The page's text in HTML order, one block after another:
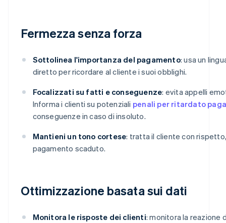
Fermezza senza forza
Sottolinea l'importanza del pagamento: usa un
diretto per ricordare al cliente i suoi obblighi.
Focalizzati su fatti e conseguenze: evita appelli
Informa i clienti su potenziali penali per ritardato
conseguenze in caso di insoluto.
Mantieni un tono cortese: tratta il cliente con
pagamento scaduto.
Ottimizzazione basata sui dati
Monitora le risposte dei clienti: monitora la reazione